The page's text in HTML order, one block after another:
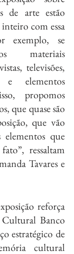
de arte estão
com essa
exemplo, se
materiais
televisões,
e elementos
propomos
que quase são
que vão
que
ressaltam
Tavares e
Banco
estratégico de
cultural